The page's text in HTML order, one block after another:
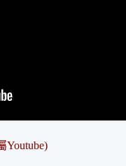
Youtube)